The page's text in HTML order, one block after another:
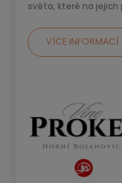
světa, které na
VÍCE INFORMACÍ